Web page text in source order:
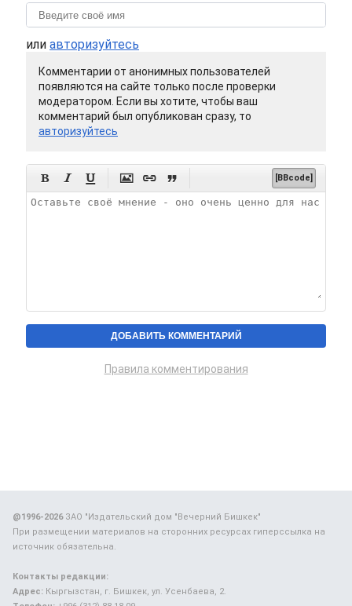
или авторизуйтесь
Комментарии от анонимных пользователей
появляются на сайте только после проверки
модератором. Если вы хотите, чтобы ваш
комментарий был опубликован сразу, то
авторизуйтесь
      [BBcode]
Правила комментирования
@1996-2026ЗАО "Издательский дом "Вечерний Бишкек"
При размещении материалов на сторонних ресурсах гиперссылка на
источник обязательна.
Контакты редакции:
Адрес: Кыргызстан, г. Бишкек, ул. Усенбаева, 2.